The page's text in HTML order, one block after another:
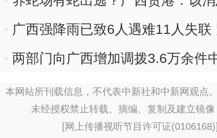
广西强降雨已致6人遇难11人失
两部门向广西增加调拨3.6万余件
类救灾物资
本网站所刊载信息，不代表中新社和中新网观点
未经授权禁止转载、摘编、复制及建立镜
[网上传播视听节目许可证(0106168)